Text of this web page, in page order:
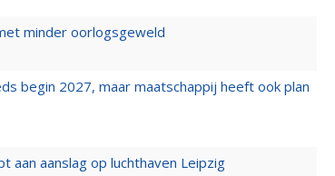
minder oorlogsgeweld
begin 2027, maar maatschappij heeft ook plan
aan aanslag op luchthaven Leipzig